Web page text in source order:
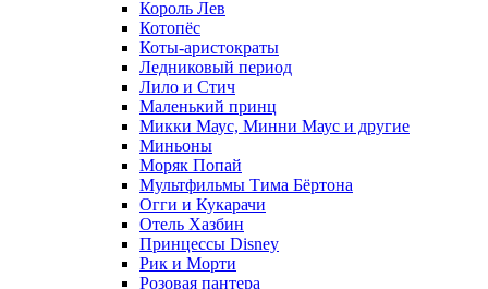
Король Лев
Котопёс
Коты-аристократы
Ледниковый период
Лило и Стич
Маленький принц
Микки Маус, Минни Маус и другие
Миньоны
Моряк Попай
Мультфильмы Тима Бёртона
Огги и Кукарачи
Отель Хазбин
Принцессы Disney
Рик и Морти
Розовая пантера